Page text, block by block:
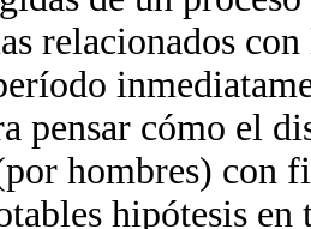
relacionados
pensar cómo el
hombres) con
hipótesis